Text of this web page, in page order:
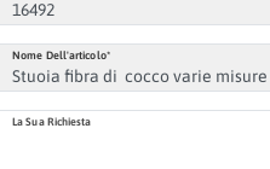
Nome Dell'articolo*
La Sua Richiesta